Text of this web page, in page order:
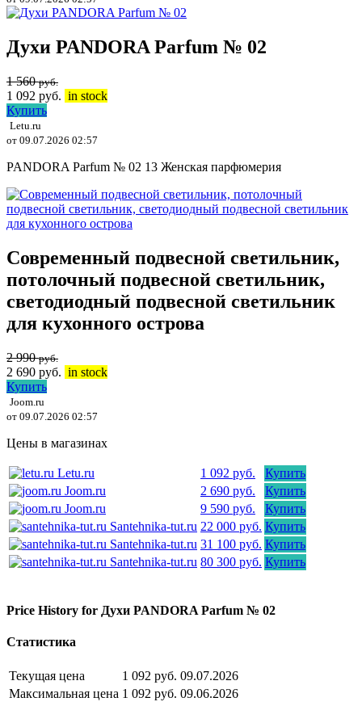
Духи PANDORA Parfum № 02
1 560руб.
1 092 руб. in stock
Купить
Letu.ru
от 09.07.2026 02:57
PANDORA Parfum № 02 13 Женская парфюмерия
Современный подвесной светильник,
потолочный подвесной светильник,
светодиодный подвесной светильник
для кухонного острова
2 990руб.
2 690 руб. in stock
Купить
Joom.ru
от 09.07.2026 02:57
Цены в магазинах
Letu.ru 1 092 руб.
Купить
Joom.ru
2 690 руб.
Купить
Joom.ru
9 590 руб.
Купить
Santehnika-tut.ru 22 000 руб. Купить
Santehnika-tut.ru 31 100 руб. Купить
Santehnika-tut.ru 80 300 руб. Купить
Price History for Духи PANDORA Parfum № 02
Статистика
Текущая цена 1 092 руб. 09.07.2026
Максимальная цена 1 092 руб. 09.06.2026